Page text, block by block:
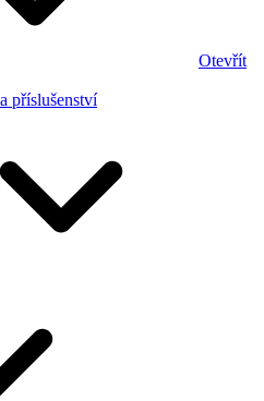
Otevřít
příslušenství